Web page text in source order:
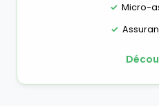
Micro-